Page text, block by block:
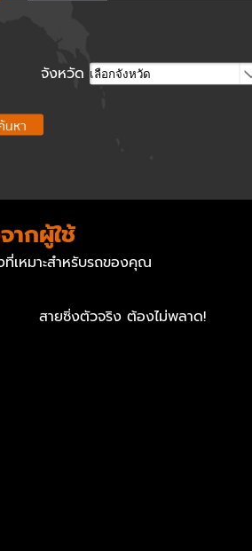
จังหวัด
นหา
ากผู้ใช้
ที่เหมาะสำหรับรถของคุณ
น้ำมันเกียร์ ENEOS X PRIME
สายซิ่งตัวจริง ต้องไม่พลาด!